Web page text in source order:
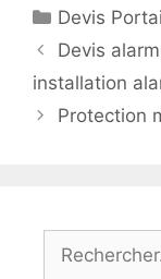
Catégories
Devis
Devis
installation
Protection